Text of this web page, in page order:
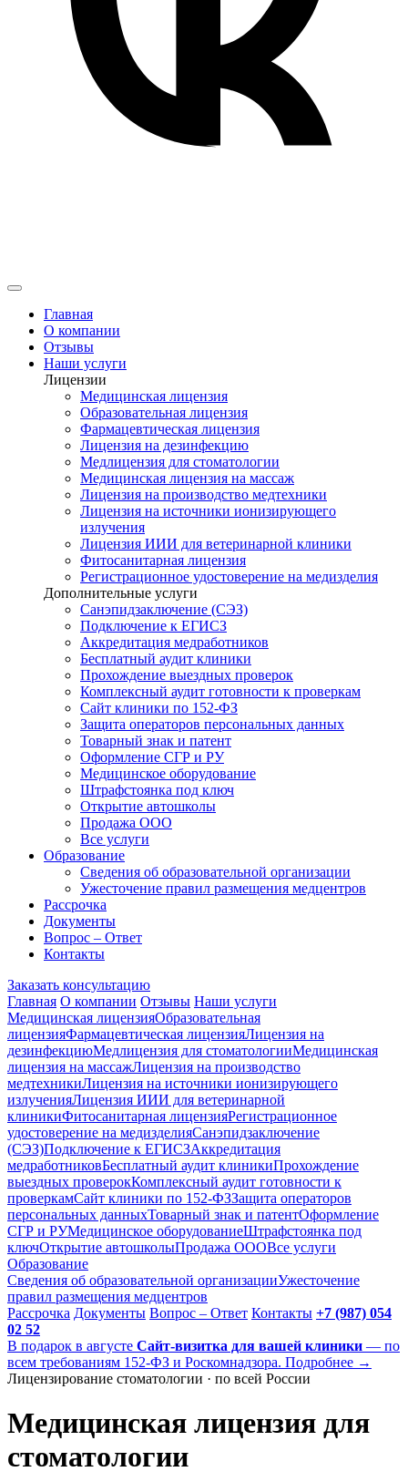
Главная
О компании
Отзывы
Наши услуги
Лицензии
Медицинская лицензия
Образовательная лицензия
Фармацевтическая лицензия
Лицензия на дезинфекцию
Медлицензия для стоматологии
Медицинская лицензия на массаж
Лицензия на производство медтехники
Лицензия на источники ионизирующего
излучения
Лицензия ИИИ для ветеринарной клиники
Фитосанитарная лицензия
Регистрационное удостоверение на медизделия
Дополнительные услуги
Санэпидзаключение (СЭЗ)
Подключение к ЕГИСЗ
Аккредитация медработников
Бесплатный аудит клиники
Прохождение выездных проверок
Комплексный аудит готовности к проверкам
Сайт клиники по 152-ФЗ
Защита операторов персональных данных
Товарный знак и патент
Оформление СГР и РУ
Медицинское оборудование
Штрафстоянка под ключ
Открытие автошколы
Продажа ООО
Все услуги
Образование
Сведения об образовательной организации
Ужесточение правил размещения медцентров
Рассрочка
Документы
Вопрос – Ответ
Контакты
Заказать консультацию
Главная О компании Отзывы Наши услуги
Медицинская лицензияОбразовательная
лицензияФармацевтическая лицензияЛицензия на
дезинфекциюМедлицензия для стоматологииМедицинская
лицензия на массажЛицензия на производство
медтехникиЛицензия на источники ионизирующего
излученияЛицензия ИИИ для ветеринарной
клиникиФитосанитарная лицензияРегистрационное
удостоверение на медизделияСанэпидзаключение
(СЭЗ)Подключение к ЕГИСЗАккредитация
медработниковБесплатный аудит клиникиПрохождение
выездных проверокКомплексный аудит готовности к
проверкамСайт клиники по 152-ФЗЗащита операторов
персональных данныхТоварный знак и патентОформление
СГР и РУМедицинское оборудованиеШтрафстоянка под
ключОткрытие автошколыПродажа ОООВсе услуги
Образование
Сведения об образовательной организацииУжесточение
правил размещения медцентров
Рассрочка Документы Вопрос – Ответ Контакты +7 (987) 054
02 52
В подарок в августе Сайт-визитка для вашей клиники — по
всем требованиям 152-ФЗ и Роскомнадзора. Подробнее →
Лицензирование стоматологии · по всей России
Медицинская лицензия для
стоматологии